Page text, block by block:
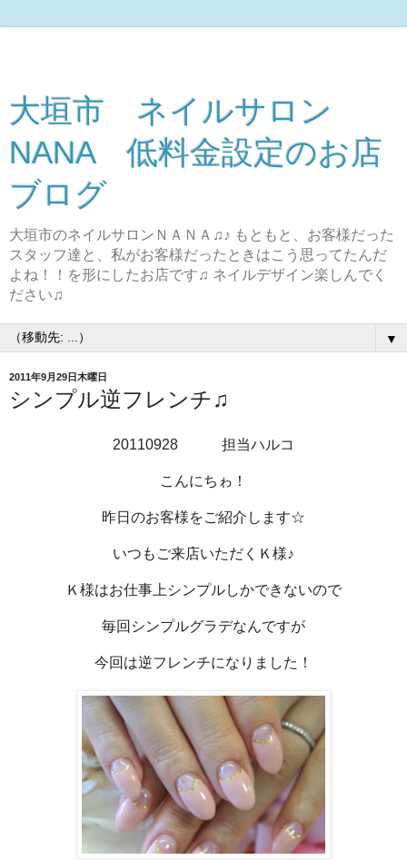
大垣市 ネイルサロン
NANA 低料金設定のお店
ブログ
大垣市のネイルサロンＮＡＮＡ♫♪ もともと、お客様だった
スタッフ達と、私がお客様だったときはこう思ってたんだ
よね！！を形にしたお店です♫ ネイルデザイン楽しんでく
ださい♫
▼
2011年9月29日木曜日
シンプル逆フレンチ♫
20110928 担当ハルコ
こんにちゎ！
昨日のお客様をご紹介します☆
いつもご来店いただくＫ様♪
Ｋ様はお仕事上シンプルしかできないので
毎回シンプルグラデなんですが
今回は逆フレンチになりました！